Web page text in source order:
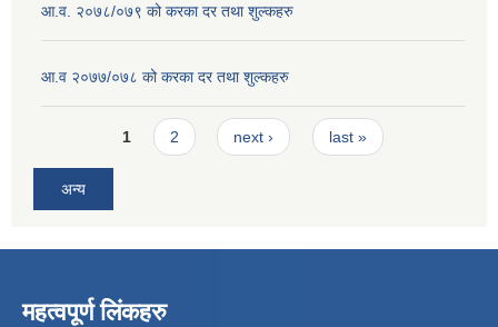
आ.व. २०७८/०७९ को करका दर तथा शुल्कहरु
आ.व २०७७/०७८ को करका दर तथा शुल्कहरु
Pages1 2 next › last »
अन्य
महत्वपूर्ण लिंकहरु